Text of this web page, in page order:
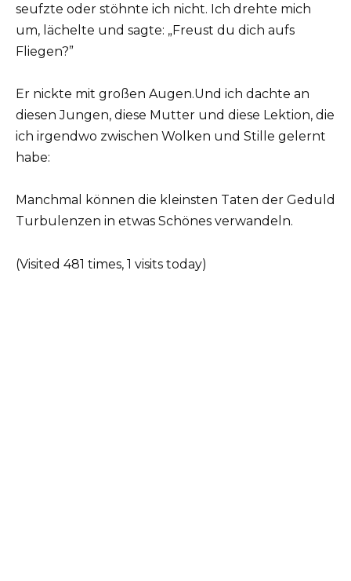
seufzte oder stöhnte ich nicht. Ich drehte mich
um, lächelte und sagte: „Freust du dich aufs
Fliegen?”
Er nickte mit großen Augen.Und ich dachte an
diesen Jungen, diese Mutter und diese Lektion, die
ich irgendwo zwischen Wolken und Stille gelernt
habe:
Manchmal können die kleinsten Taten der Geduld
Turbulenzen in etwas Schönes verwandeln.
(Visited 481 times, 1 visits today)